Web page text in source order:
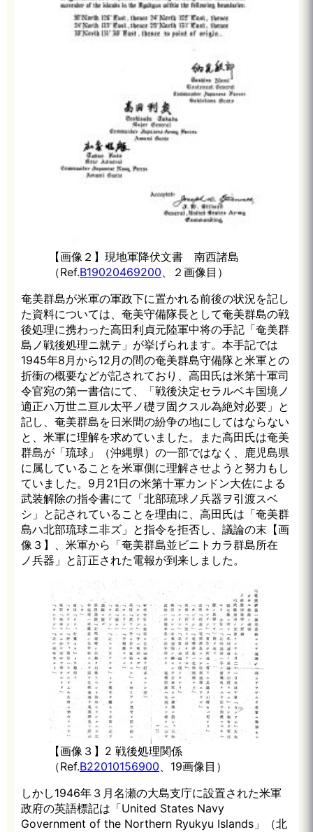
【画像２】現地軍降伏文書 南西諸島
（Ref.B19020469200 、２画像目）
奄美群島が米軍の軍政下に置かれる前後の状況を記し
た資料については、奄美守備隊長として奄美群島の戦
後処理に携わった高田利貞元陸軍中将の手記「奄美群
島ノ戦後処理ニ就テ」が挙げられます。本手記では
1945年8月から12月の間の奄美群島守備隊と米軍との
折衝の概要などが記されており、高田氏は米第十軍司
令官宛の第一書信にて、「戦後決定セラルベキ国境ノ
適正ハ万世ニ亘ル太平ノ礎ヲ固クスル為絶対必要」と
記し、奄美群島を日米間の紛争の地にしてはならない
と、米軍に理解を求めていました。また高田氏は奄美
群島が「琉球」（沖縄県）の一部ではなく、鹿児島県
に属していることを米軍側に理解させようと努力もし
ていました。9月21日の米第十軍カンドン大佐による
武装解除の指令書にて「北部琉球ノ兵器ヲ引渡スベ
シ」と記されていることを理由に、高田氏は「奄美群
島ハ北部琉球ニ非ズ」と指令を拒否し、議論の末【画
像３】、米軍から「奄美群島並ビニトカラ群島所在
ノ兵器」と訂正された電報が到来しました。
【画像３】2 戦後処理関係
（Ref.B22010156900 、19画像目）
しかし1946年３月名瀬の大島支庁に設置された米軍
政府の英語標記は「United States Navy
Government of the Northern Ryukyu Islands」（北